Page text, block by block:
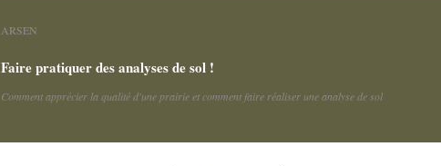
Faire pratiquer des analyses de sol !
Comment apprécier la qualité d'une prairie et comment faire réaliser une analyse de sol
ARSEN